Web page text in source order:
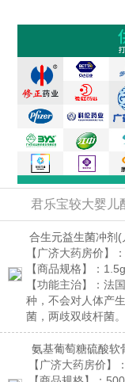
君乐宝较大婴儿
合生元益生菌冲剂(
【广济大药房价】：
【商品规格】：
【功能主治】： 法
种，不会对人体产
菌，两歧双歧杆菌。
氨基葡萄糖硫酸软
【广济大药房价】：